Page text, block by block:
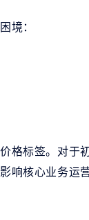
境：
格标签。对于
响核心业务运营